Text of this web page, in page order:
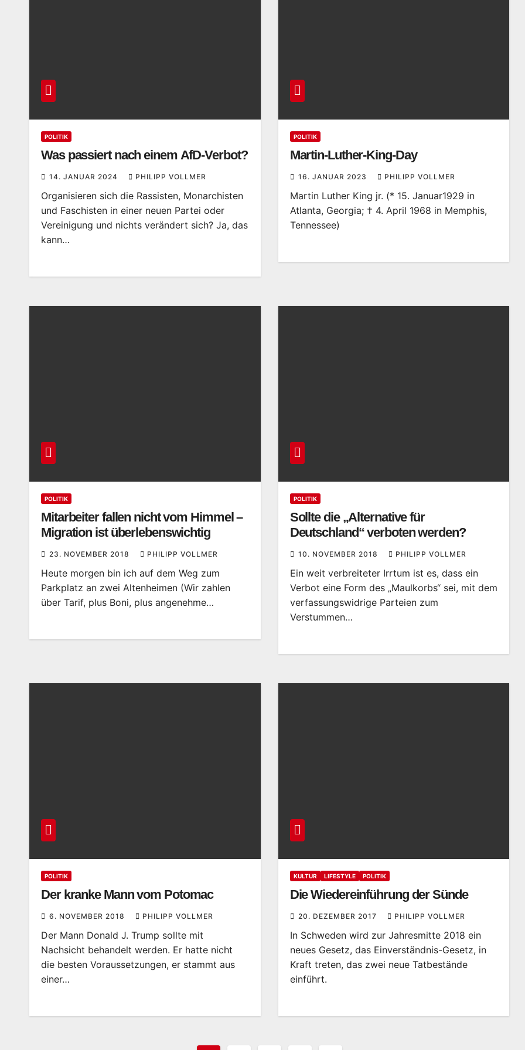
POLITIK
Was passiert nach einem AfD-Verbot?
14. JANUAR 2024 PHILIPP VOLLMER
Organisieren sich die Rassisten, Monarchisten
und Faschisten in einer neuen Partei oder
Vereinigung und nichts verändert sich? Ja, das
kann…
POLITIK
Martin-Luther-King-Day
16. JANUAR 2023 PHILIPP VOLLMER
Martin Luther King jr. (* 15. Januar1929 in
Atlanta, Georgia; † 4. April 1968 in Memphis,
Tennessee)
POLITIK
Mitarbeiter fallen nicht vom Himmel –
Migration ist überlebenswichtig
23. NOVEMBER 2018 PHILIPP VOLLMER
Heute morgen bin ich auf dem Weg zum
Parkplatz an zwei Altenheimen (Wir zahlen
über Tarif, plus Boni, plus angenehme…
POLITIK
Sollte die „Alternative für
Deutschland“ verboten werden?
10. NOVEMBER 2018 PHILIPP VOLLMER
Ein weit verbreiteter Irrtum ist es, dass ein
Verbot eine Form des „Maulkorbs“ sei, mit dem
verfassungswidrige Parteien zum
Verstummen…
POLITIK
Der kranke Mann vom Potomac
6. NOVEMBER 2018 PHILIPP VOLLMER
Der Mann Donald J. Trump sollte mit
Nachsicht behandelt werden. Er hatte nicht
die besten Voraussetzungen, er stammt aus
einer…
KULTUR LIFESTYLE POLITIK
Die Wiedereinführung der Sünde
20. DEZEMBER 2017 PHILIPP VOLLMER
In Schweden wird zur Jahresmitte 2018 ein
neues Gesetz, das Einverständnis-Gesetz, in
Kraft treten, das zwei neue Tatbestände
einführt.